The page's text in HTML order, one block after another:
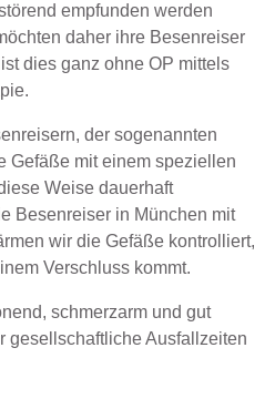
empfunden werden
daher ihre Besenreiser
dies ganz ohne OP mittels
der sogenannten
Gefäße mit einem speziellen
Weise dauerhaft
Besenreiser in München mit
wir die Gefäße kontrolliert,
Verschluss kommt.
schmerzarm und gut
gesellschaftliche Ausfallzeiten